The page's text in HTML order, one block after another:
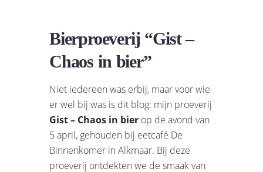
Bierproeverij “Gist –
Chaos in bier”
Niet iedereen was erbij, maar voor wie
er wel bij was is dit blog: mijn proeverij
Gist – Chaos in bier op de avond van
5 april, gehouden bij eetcafé De
Binnenkomer in Alkmaar. Bij deze
proeverij ontdekten we de smaak van